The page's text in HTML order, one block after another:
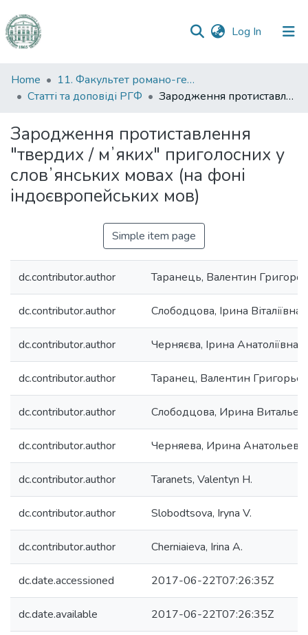
Log In (current)
Communities
&
All of DSpace
Statistics
Home
11. Факультет романо-германської філології
Статті та доповіді РГФ
Зародження протиставлення "твердих / мʼяких" приголосних у словʼянських мовах (на фоні індоєвропейських мов)
Зародження протиставлення
"твердих / мʼяких" приголосних у
словʼянських мовах (на фоні
індоєвропейських мов)
Simple item page
dc.contributor.author Таранець, Валентин
dc.contributor.author Слободцова, Ірина Віталіївна
dc.contributor.author Черняєва, Ірина Анатоліївна
dc.contributor.author Таранец, Валентин
dc.contributor.author Слободцова, Ирина
dc.contributor.author Черняева, Ирина
dc.contributor.author Taranets, Valentyn H.
dc.contributor.author Slobodtsova, Iryna V.
dc.contributor.author Cherniaieva, Irina A.
dc.date.accessioned 2017-06-22T07:26:35Z
dc.date.available 2017-06-22T07:26:35Z